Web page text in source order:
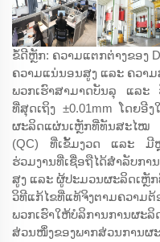
ຂໍ້ດີຫຼັກ: ຄວາມແຕກຕ່າງຂອງ
ຄວາມແນ່ນອນສູງ ແລະ ຄວາ
ພວກເຮົາສາມາດບັນລຸ ແລະ
ທີ່ສຸດເຖິງ ±0.01mm ໂດຍອີ
ຜະລິດແຜ່ນເຫຼັກທີ່ທັນສະໄ
(QC) ທີ່ເຂັ້ມງວດ ແລະ ມີຫຼ
ຮ່ວມງານທີ່ເຊື່ອຖືໄດ້ສຳລັບກ
ສູງ ແລະ ຜູ້ປະມວນຜະລິດເຫຼັ
ວິທີແກ້ໄຂທີ່ແທ້ຈິງຕາມຄວາມຕ້
ພວກເຮົາໃຫ້ບໍລິການການຜະລິ
ສ່ວນໜຶ່ງຂອງພາກສ່ວນການຜ